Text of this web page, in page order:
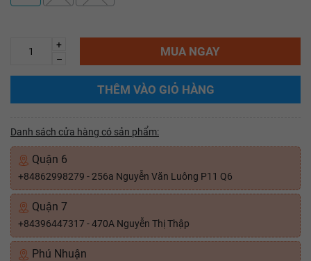
+
–
MUA NGAY
THÊM VÀO GIỎ HÀNG
Danh sách cửa hàng có sản phẩm:
Quận 6
+84862998279 - 256a Nguyễn Văn Luông P11 Q6
Quận 7
+84396447317 - 470A Nguyễn Thị Thập
Phú Nhuận